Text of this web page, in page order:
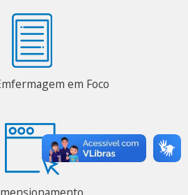
em Foco